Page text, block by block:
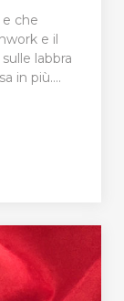
che
e il
labbra
in più....